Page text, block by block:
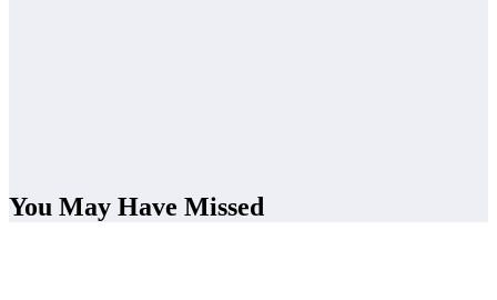
You May Have Missed